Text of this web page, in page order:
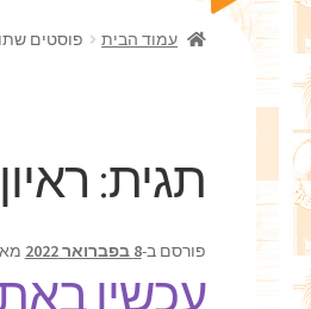
עמוד הבית פוסטים
תגית: ראיון
פורסם ב-8 בפברואר 2022
עכשיו